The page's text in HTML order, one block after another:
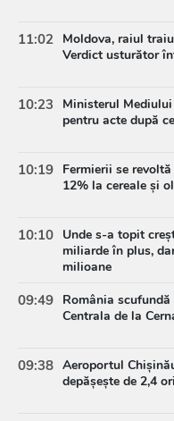
11:02 Moldova, raiul
Verdict usturător
10:23
Ministerul
pentru acte după
10:19 Fermierii se
12% la cereale și
10:10 Unde s-a topit
miliarde în plus,
milioane
09:49 România
Centrala de la
09:38 Aeroportul
depășește de 2,4